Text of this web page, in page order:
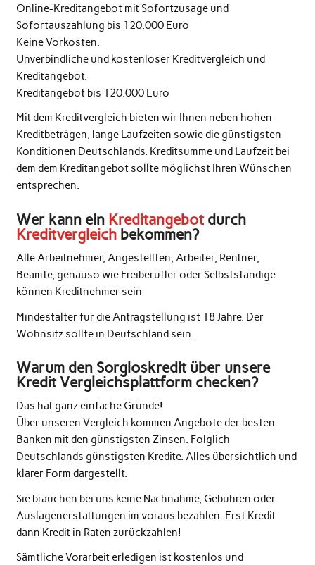
Online-Kreditangebot mit Sofortzusage und
Sofortauszahlung bis 120.000 Euro
Keine Vorkosten.
Unverbindliche und kostenloser Kreditvergleich und
Kreditangebot.
Kreditangebot bis 120.000 Euro
Mit dem Kreditvergleich bieten wir Ihnen neben hohen
Kreditbeträgen, lange Laufzeiten sowie die günstigsten
Konditionen Deutschlands. Kreditsumme und Laufzeit bei
dem dem Kreditangebot sollte möglichst Ihren Wünschen
entsprechen.
Wer kann ein Kreditangebotdurch
Kreditvergleichbekommen?
Alle Arbeitnehmer, Angestellten, Arbeiter, Rentner,
Beamte, genauso wie Freiberufler oder Selbstständige
können Kreditnehmer sein
Mindestalter für die Antragstellung ist 18 Jahre. Der
Wohnsitz sollte in Deutschland sein.
Warum den Sorgloskredit über unsere
Kredit Vergleichsplattform checken?
Das hat ganz einfache Gründe!
Über unseren Vergleich kommen Angebote der besten
Banken mit den günstigsten Zinsen. Folglich
Deutschlands günstigsten Kredite. Alles übersichtlich und
klarer Form dargestellt.
Sie brauchen bei uns keine Nachnahme, Gebühren oder
Auslagenerstattungen im voraus bezahlen. Erst Kredit
dann Kredit in Raten zurückzahlen!
Sämtliche Vorarbeit erledigen ist kostenlos und